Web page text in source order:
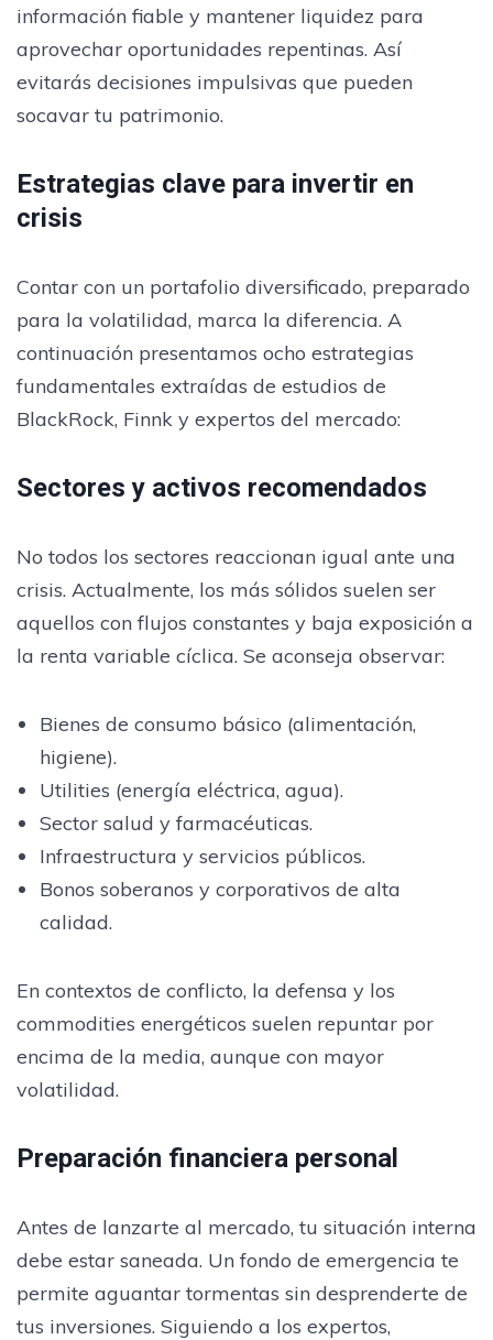
información fiable y mantener liquidez para
aprovechar oportunidades repentinas. Así
evitarás decisiones impulsivas que pueden
socavar tu patrimonio.
Estrategias clave para invertir en
crisis
Contar con un portafolio diversificado, preparado
para la volatilidad, marca la diferencia. A
continuación presentamos ocho estrategias
fundamentales extraídas de estudios de
BlackRock, Finnk y expertos del mercado:
Sectores y activos recomendados
No todos los sectores reaccionan igual ante una
crisis. Actualmente, los más sólidos suelen ser
aquellos con flujos constantes y baja exposición a
la renta variable cíclica. Se aconseja observar:
Bienes de consumo básico (alimentación,
higiene).
Utilities (energía eléctrica, agua).
Sector salud y farmacéuticas.
Infraestructura y servicios públicos.
Bonos soberanos y corporativos de alta
calidad.
En contextos de conflicto, la defensa y los
commodities energéticos suelen repuntar por
encima de la media, aunque con mayor
volatilidad.
Preparación financiera personal
Antes de lanzarte al mercado, tu situación interna
debe estar saneada. Un fondo de emergencia te
permite aguantar tormentas sin desprenderte de
tus inversiones. Siguiendo a los expertos,